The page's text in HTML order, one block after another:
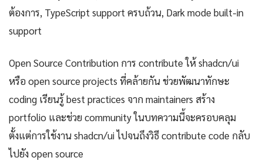
ต้องการ, TypeScript support ครบถ้วน, Dark mode built-in
support
Open Source Contribution การ contribute ให้ shadcn/ui
หรือ open source projects ที่คล้ายกัน ช่วยพัฒนาทักษะ
coding เรียนรู้ best practices จาก maintainers สร้าง
portfolio และช่วย community ในบทความนี้จะครอบคลุม
ตั้งแต่การใช้งาน shadcn/ui ไปจนถึงวิธี contribute code กลับ
ไปยัง open source